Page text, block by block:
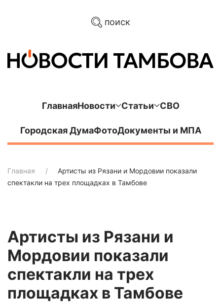
поиск
ГлавнаяНовости Статьи СВО
Городская ДумаФотоДокументы и МПА
Главная
Артисты из Рязани и Мордовии показали
спектакли на трех площадках в Тамбове
Артисты из Рязани и
Мордовии показали
спектакли на трех
площадках в Тамбове